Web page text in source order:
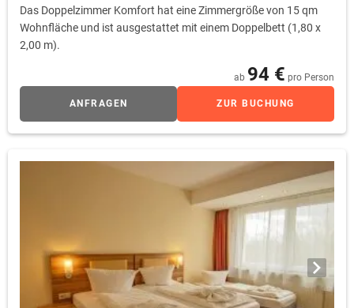
Das Doppelzimmer Komfort hat eine Zimmergröße von 15 qm
Wohnfläche und ist ausgestattet mit einem Doppelbett (1,80 x
2,00 m).
ab 94 € pro Person
ANFRAGEN ZUR BUCHUNG